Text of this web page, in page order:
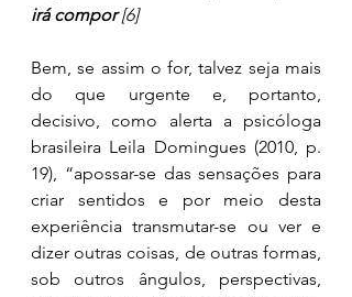
irá compor [6]
Bem, se assim o for, talvez seja mais
do que urgente e, portanto,
decisivo, como alerta a psicóloga
brasileira Leila Domingues (2010, p.
19), “apossar-se das sensações para
criar sentidos e por meio desta
experiência transmutar-se ou ver e
dizer outras coisas, de outras formas,
sob outros ângulos, perspectivas,